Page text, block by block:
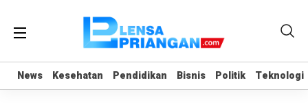
News Kesehatan Pendidikan Bisnis Politik Teknologi
News Kesehatan Pendidikan Bisnis Politik Teknologi